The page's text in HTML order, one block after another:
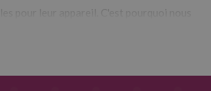
pour leur appareil. C'est pourquoi nous
disponibles. Original? Compatible?
Choisissez le format qui vous convient le